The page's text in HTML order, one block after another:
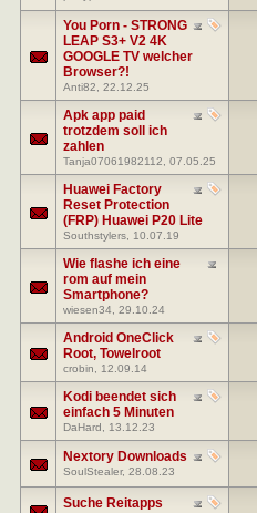
You Porn - STRONG
LEAP S3+ V2 4K
GOOGLE TV welcher
Browser?!
Anti82 , 22.12.25
Apk app paid
trotzdem soll ich
zahlen
Tanja07061982112 , 07.05.25
Huawei Factory
Reset Protection
(FRP) Huawei P20 Lite
Southstylers , 10.07.19
Wie flashe ich eine
rom auf mein
Smartphone?
wiesen34 , 29.10.24
Android OneClick
Root, Towelroot
crobin , 12.09.14
Kodi beendet sich
einfach 5 Minuten
DaHard , 13.12.23
Nextory Downloads
SoulStealer, 28.08.23
Suche Reitapps